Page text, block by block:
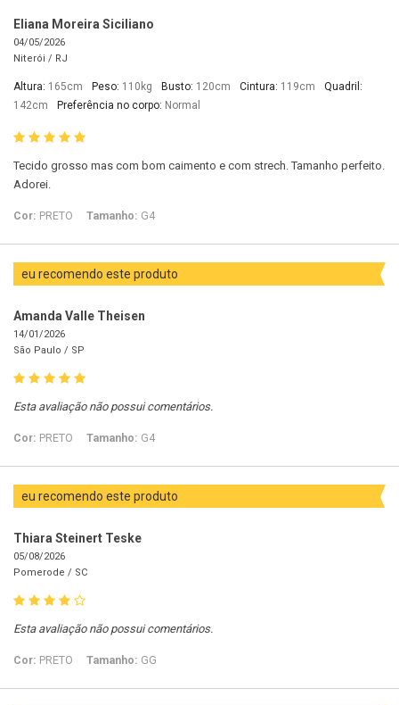
Eliana Moreira Siciliano
04/05/2026
Niterói / RJ
Altura: 165cm Peso: 110kg Busto: 120cm Cintura: 119cm
Quadril:
142cm
Preferência no corpo: Normal
Tecido grosso mas com bom caimento e com strech. Tamanho perfeito.
Adorei.
Cor: PRETO Tamanho: G4
eu recomendo este produto
Amanda Valle Theisen
14/01/2026
São Paulo / SP
Esta avaliação não possui comentários.
Cor: PRETO Tamanho: G4
eu recomendo este produto
Thiara Steinert Teske
05/08/2026
Pomerode / SC
Esta avaliação não possui comentários.
Cor: PRETO Tamanho: GG